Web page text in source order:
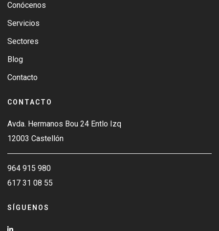
Conócenos
Servicios
Sectores
Blog
Contacto
CONTACTO
Avda. Hermanos Bou 24 Entlo Izq
12003 Castellón
964 915 980
617 31 08 55
SÍGUENOS